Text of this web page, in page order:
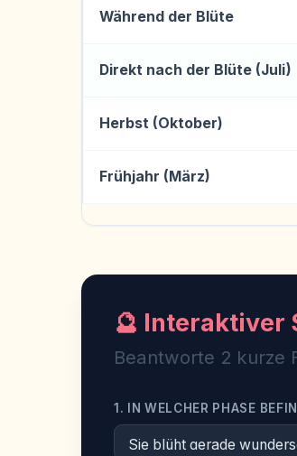
Während der Blüte
Direkt nach der Blüte (Juli)
Herbst (Oktober)
Frühjahr (März)
🔮
Beantworte 2 kurze
1. IN WELCHER PHASE